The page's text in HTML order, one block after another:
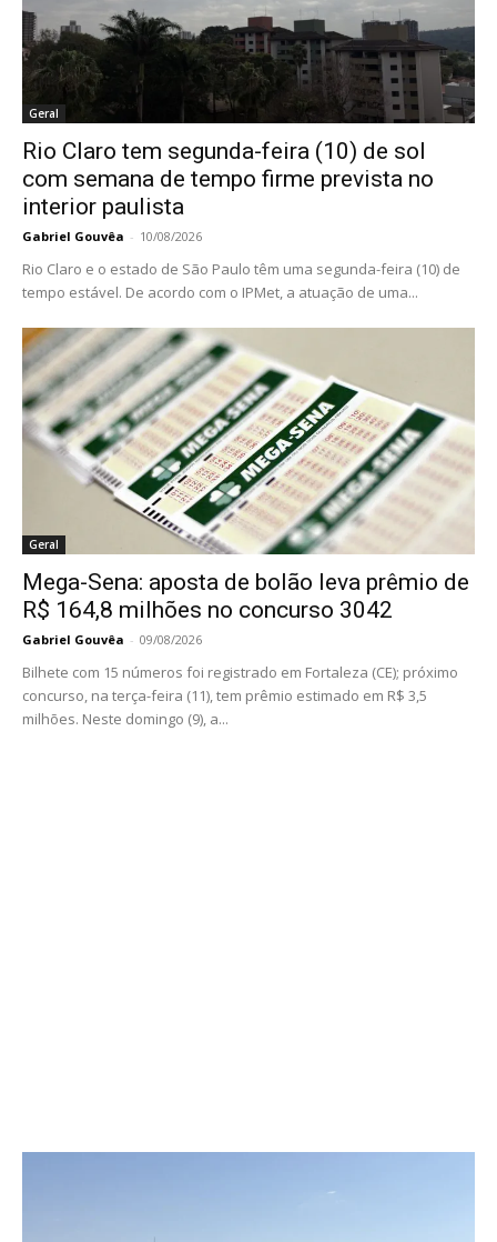
Geral
Rio Claro tem segunda-feira (10) de sol
com semana de tempo firme prevista no
interior paulista
Gabriel Gouvêa - 10/08/2026
Rio Claro e o estado de São Paulo têm uma segunda-feira (10) de
tempo estável. De acordo com o IPMet, a atuação de uma...
Geral
Mega-Sena: aposta de bolão leva prêmio de
R$ 164,8 milhões no concurso 3042
Gabriel Gouvêa - 09/08/2026
Bilhete com 15 números foi registrado em Fortaleza (CE); próximo
concurso, na terça-feira (11), tem prêmio estimado em R$ 3,5
milhões. Neste domingo (9), a...